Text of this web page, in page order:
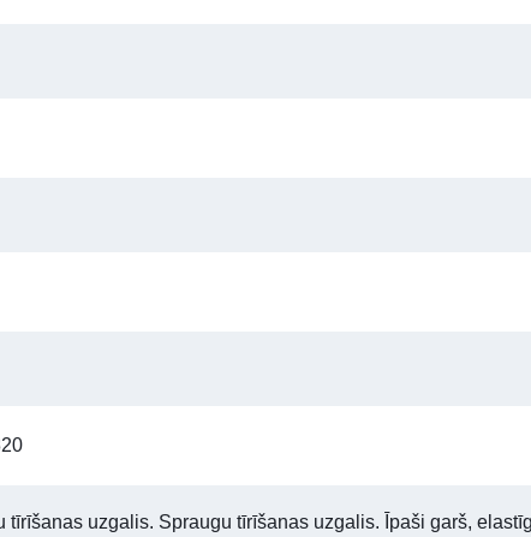
tīrīšanas uzgalis. Spraugu tīrīšanas uzgalis. Īpaši garš,